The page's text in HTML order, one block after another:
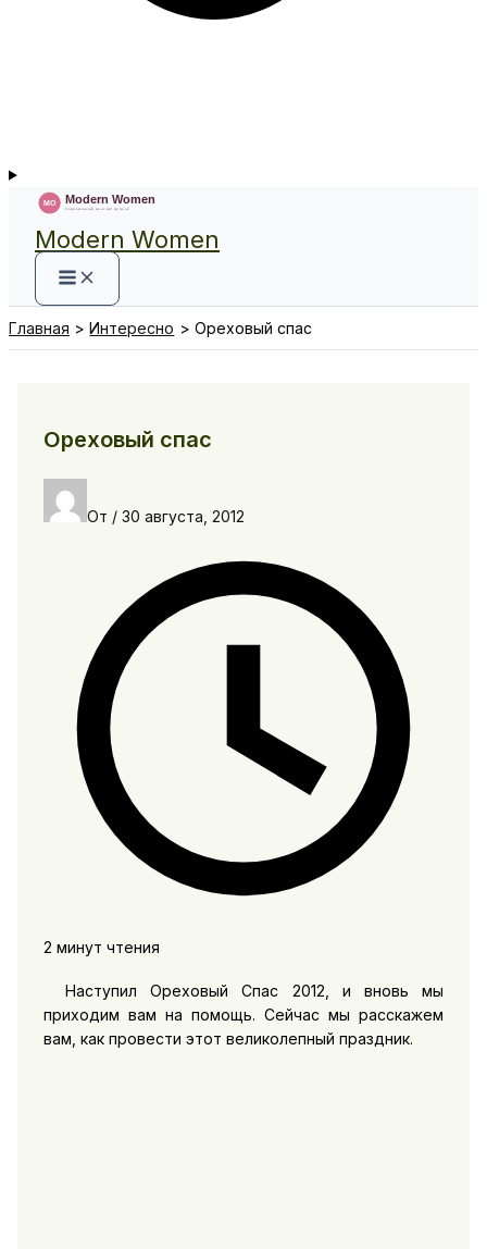
Modern Women
Главная Интересно Ореховый спас
Ореховый спас
От / 30 августа, 2012
2 минут чтения
Наступил Ореховый Спас 2012, и вновь мы
приходим вам на помощь. Сейчас мы расскажем
вам, как провести этот великолепный праздник.